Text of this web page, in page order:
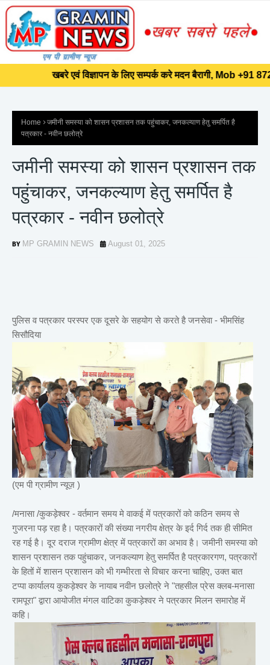
खबरे एवं विज्ञापन के लिए सम्पर्क करे मदन बैरागी, Mob +91
]]>
खबरे एवं विज्ञापन के लिए सम्पर्क करे मदन बैरागी, Mob +91
Home
जमीनी समस्या को शासन प्रशासन तक पहुंचाकर, जनकल्याण हेतु समर्पित है
पत्रकार - नवीन छलोत्रे
जमीनी समस्या को शासन प्रशासन तक
पहुंचाकर, जनकल्याण हेतु समर्पित है
पत्रकार - नवीन छलोत्रे
MP GRAMIN NEWS August 01, 2025
पुलिस व पत्रकार परस्पर एक दूसरे के सहयोग से करते है जनसेवा - भीमसिंह
सिसौदिया
(एम पी ग्रामीण न्यूज़ )
/मनासा /कुकड़ेश्वर - वर्तमान समय मे वाकई में पत्रकारों को कठिन समय से
गुजरना पड़ रहा है। पत्रकारों की संख्या नगरीय क्षेत्र के इर्द गिर्द तक ही सीमित
रह गई है। दूर दराज ग्रामीण क्षेत्र में पत्रकारों का अभाव है। जमीनी समस्या को
शासन प्रशासन तक पहुंचाकर, जनकल्याण हेतु समर्पित है पत्रकारगण, पत्रकारों
के हितों में शासन प्रशासन को भी गम्भीरता से विचार करना चाहिए, उक्त बात
टप्पा कार्यालय कुकड़ेश्वर के नायाब नवीन छलोत्रे ने "तहसील प्रेस क्लब-मनासा
रामपूरा" द्वारा आयोजीत मंगल वाटिका कुकड़ेश्वर ने पत्रकार मिलन समारोह में
कहि।